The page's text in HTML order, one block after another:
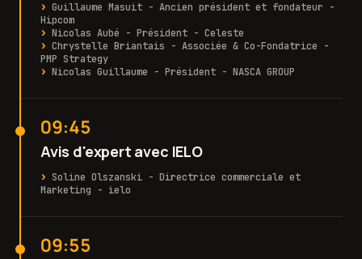
Guillaume Masuit - Ancien président et fondateur -
Hipcom
Nicolas Aubé - Président - Celeste
Chrystelle Briantais - Associée & Co-Fondatrice -
PMP Strategy
Nicolas Guillaume - Président - NASCA GROUP
09:45
Avis d'expert avec IELO
Soline Olszanski - Directrice commerciale et
Marketing - ielo
09:55